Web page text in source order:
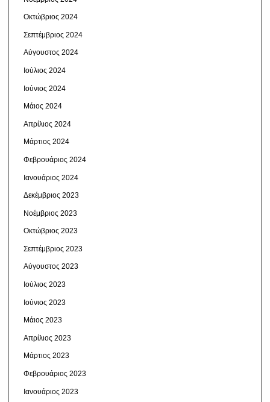
Οκτώβριος 2024
Σεπτέμβριος 2024
Αύγουστος 2024
Ιούλιος 2024
Ιούνιος 2024
Μάιος 2024
Απρίλιος 2024
Μάρτιος 2024
Φεβρουάριος 2024
Ιανουάριος 2024
Δεκέμβριος 2023
Νοέμβριος 2023
Οκτώβριος 2023
Σεπτέμβριος 2023
Αύγουστος 2023
Ιούλιος 2023
Ιούνιος 2023
Μάιος 2023
Απρίλιος 2023
Μάρτιος 2023
Φεβρουάριος 2023
Ιανουάριος 2023